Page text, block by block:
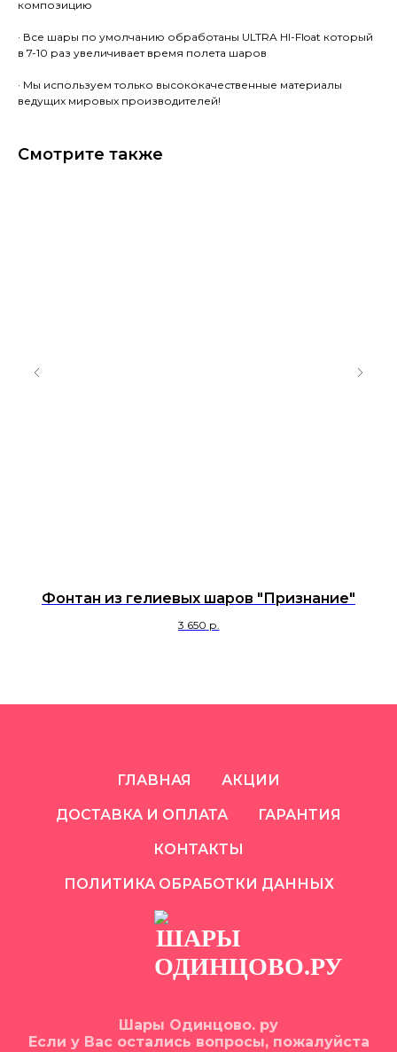
композицию
· Все шары по умолчанию обработаны ULTRA HI-Float который
в 7-10 раз увеличивает время полета шаров
· Мы используем только высококачественные материалы
ведущих мировых производителей!
Смотрите также
Фонтан из гелиевых шаров "Признание"
3 650 р.
ГЛАВНАЯ АКЦИИ
ДОСТАВКА И ОПЛАТА ГАРАНТИЯ
КОНТАКТЫ
ПОЛИТИКА ОБРАБОТКИ ДАННЫХ
Шары Одинцово. ру
Если у Вас остались вопросы, пожалуйста